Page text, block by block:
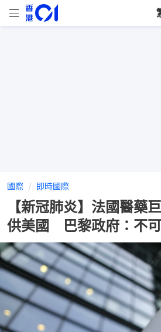
國際 即時國際
【新冠肺炎】法國醫藥
供美國 巴黎政府：不